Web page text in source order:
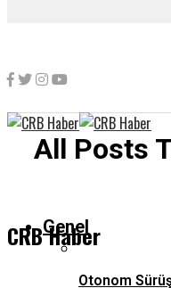
CRB Haber
Genel
Otonom
All Posts